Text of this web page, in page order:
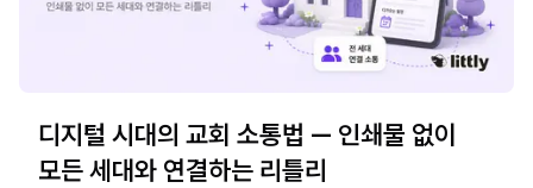
디지털 시대의 교회 소통법 — 인쇄물 없이
모든 세대와 연결하는 리틀리